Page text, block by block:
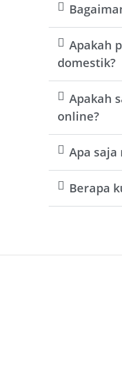
Apakah
domestik?
Apakah
online?
Apa
Berapa